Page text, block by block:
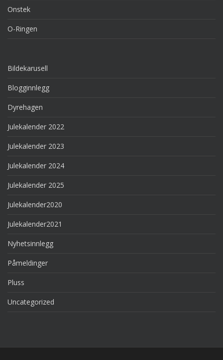
Onstek
O-Ringen
Bildekarusell
Blogginnlegg
Dyrehagen
Julekalender 2022
Julekalender 2023
Julekalender 2024
Julekalender 2025
Julekalender2020
Julekalender2021
Nyhetsinnlegg
Påmeldinger
Pluss
Uncategorized